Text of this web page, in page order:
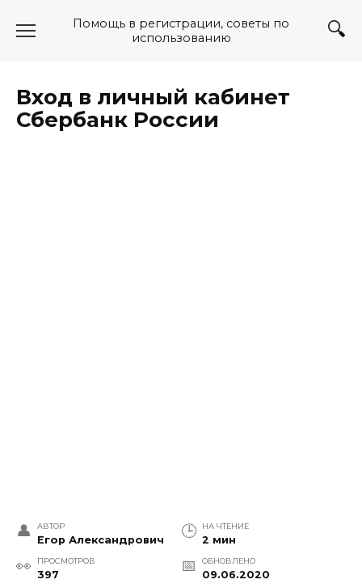
Помощь в регистрации, советы по
использованию
Вход в личный кабинет
Сбербанк России
АВТОР
Егор Александрович
НА ЧТЕНИЕ
2 мин
ПРОСМОТРОВ
397
ОБНОВЛЕНО
09.06.2020